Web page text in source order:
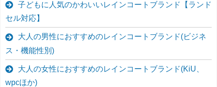
子どもに人気のかわいいレインコートブランド【ランド
セル対応】
大人の男性におすすめのレインコートブランド(ビジネ
ス・機能性別)
大人の女性におすすめのレインコートブランド(KiU、
wpcほか)